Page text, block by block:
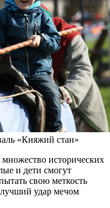
«Княжий стан»
множество исторических
и дети смогут
свою меткость
лучший удар мечом